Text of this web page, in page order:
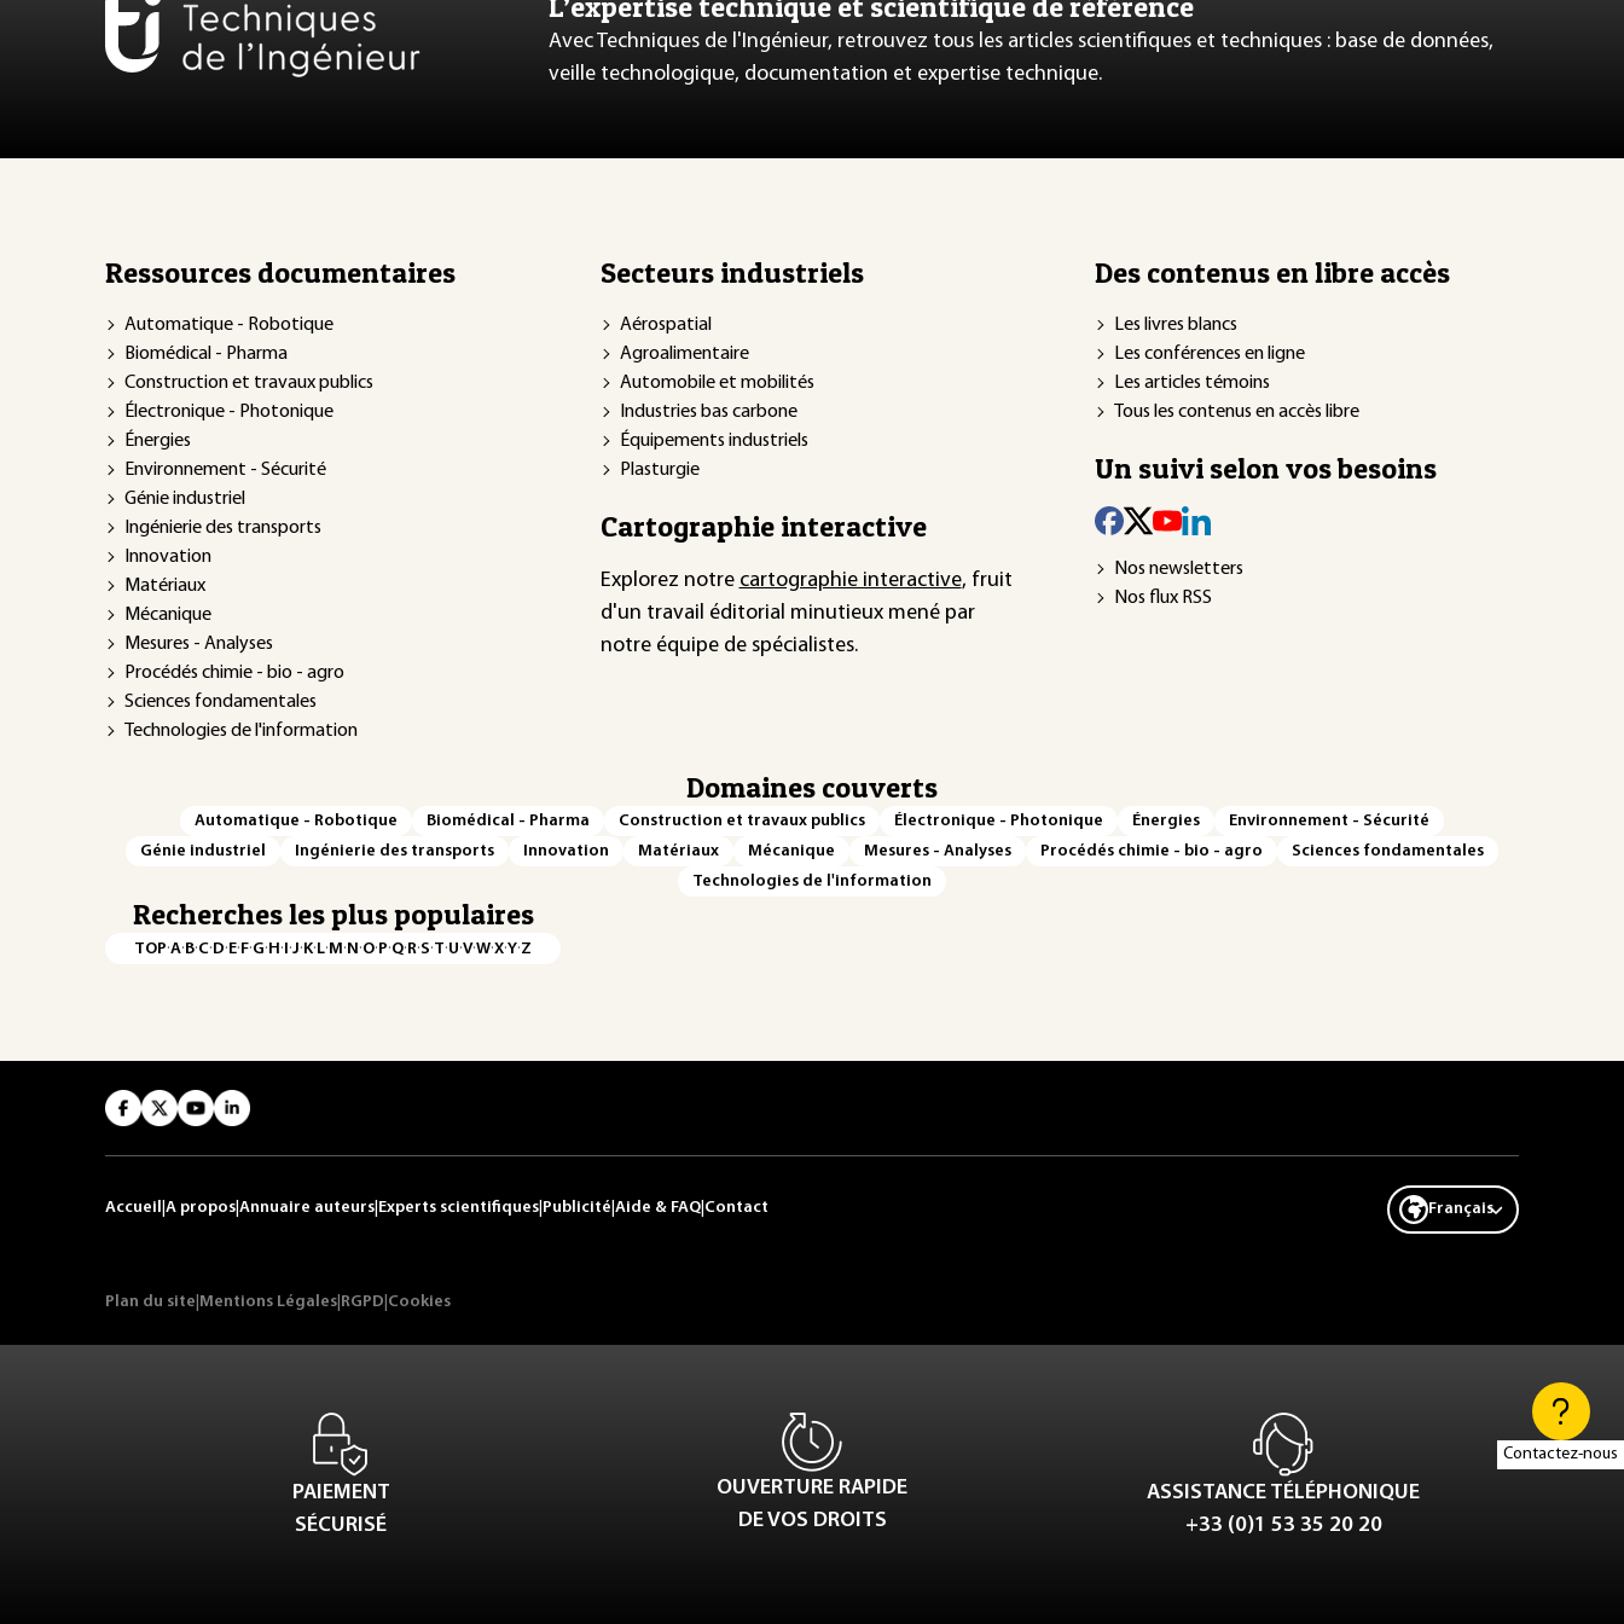
Contactez-nous
Avec Techniques de l'Ingénieur, retrouvez tous les articles scientifiques et techniques : base de données,
veille technologique, documentation et expertise technique.
Ressources documentaires
Automatique - Robotique
Biomédical - Pharma
Construction et travaux publics
Électronique - Photonique
Énergies
Environnement - Sécurité
Génie industriel
Ingénierie des transports
Innovation
Matériaux
Mécanique
Mesures - Analyses
Procédés chimie - bio - agro
Sciences fondamentales
Technologies de l'information
Secteurs industriels
Aérospatial
Agroalimentaire
Automobile et mobilités
Industries bas carbone
Équipements industriels
Plasturgie
Cartographie interactive
Explorez notre cartographie interactive, fruit
d'un travail éditorial minutieux mené par
notre équipe de spécialistes.
Des contenus en libre accès
Les livres blancs
Les conférences en ligne
Les articles témoins
Tous les contenus en accès libre
Un suivi selon vos besoins
Nos newsletters
Nos flux RSS
Domaines couverts
Automatique - Robotique Biomédical - Pharma Construction et travaux publics Électronique - Photonique Énergies
Environnement - Sécurité
Génie industriel
Ingénierie des transports Innovation Matériaux Mécanique Mesures - Analyses Procédés chimie - bio - agro
Sciences fondamentales
Technologies de l'information
Recherches les plus populaires
TOP·A·B·C·D·E·F·G·H·I·J·K·L·M·N·O·P·Q·R·S·T·U·V·W·X·Y·Z
Accueil A propos Annuaire auteurs Experts scientifiques Publicité Aide & FAQ Contact Français
Plan du site Mentions Légales RGPD Cookies
PAIEMENT
SÉCURISÉ
OUVERTURE RAPIDE
DE VOS DROITS
ASSISTANCE TÉLÉPHONIQUE
+33 (0)1 53 35 20 20